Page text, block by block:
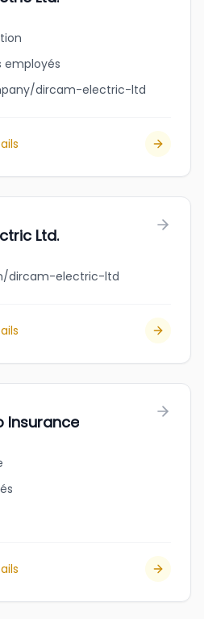
employés
dircam-electric-ltd
Ltd.
dircam-electric-ltd
Insurance